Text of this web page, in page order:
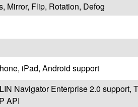
Mirror, Flip, Rotation, Defog
iPad, Android support
Navigator Enterprise 2.0 support,
API